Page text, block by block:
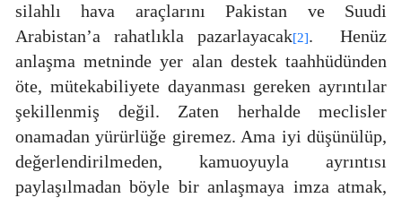
silahlı hava araçlarını Pakistan ve Suudi
Arabistan’a rahatlıkla pazarlayacak[2].
Henüz
anlaşma metninde yer alan destek taahhüdünden
öte, mütekabiliyete dayanması gereken ayrıntılar
şekillenmiş değil. Zaten herhalde meclisler
onamadan yürürlüğe giremez. Ama iyi düşünülüp,
değerlendirilmeden, kamuoyuyla ayrıntısı
paylaşılmadan böyle bir anlaşmaya imza atmak,